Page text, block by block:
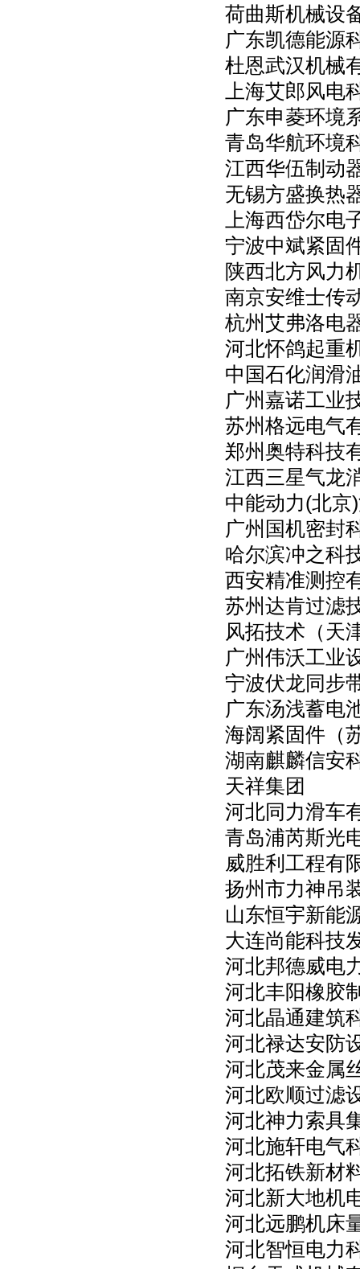
荷曲斯机械设
广东凯德能源
杜恩武汉机械
上海艾郎风电
广东申菱环境
青岛华航环境
江西华伍制动
无锡方盛换热
上海西岱尔电
宁波中斌紧固
陕西北方风力
南京安维士传
杭州艾弗洛电
河北怀鸽起重
中国石化润滑
广州嘉诺工业
苏州格远电气
郑州奥特科技
江西三星气龙
中能动力(北京
广州国机密封
哈尔滨冲之科
西安精准测控
苏州达肯过滤
风拓技术（天
广州伟沃工业
宁波伏龙同步
广东汤浅蓄电
海阔紧固件（
湖南麒麟信安
天祥集团
河北同力滑车
青岛浦芮斯光
威胜利工程有
扬州市力神吊
山东恒宇新能
大连尚能科技
河北邦德威电
河北丰阳橡胶
河北晶通建筑
河北禄达安防
河北茂来金属
河北欧顺过滤
河北神力索具
河北施轩电气
河北拓铁新材
河北新大地机
河北远鹏机床
河北智恒电力